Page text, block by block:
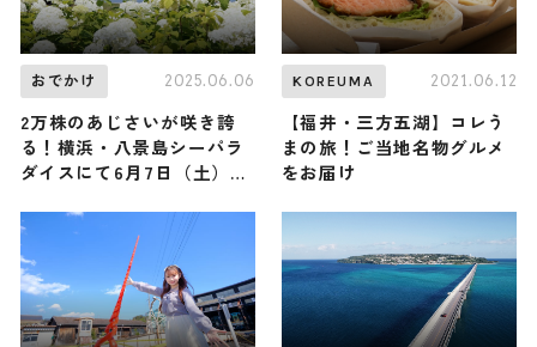
おでかけ 2025.06.06
2万株のあじさいが咲き誇
る！横浜・八景島シーパラ
ダイスにて6月7日（土）か
祭」が開催
KOREUMA 2021.06.12
【福井・三方五湖】コレう
まの旅！ご当地名物グルメ
をお届け